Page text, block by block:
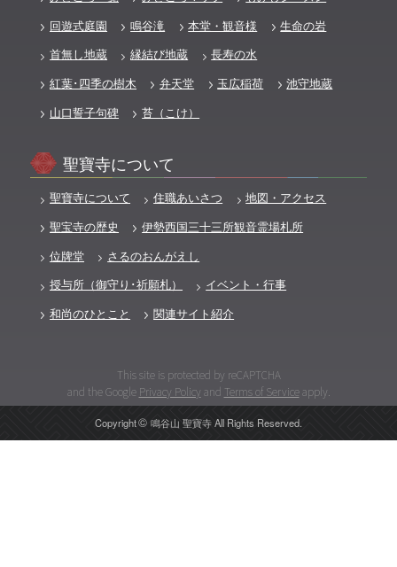
回遊式庭園
鳴谷滝 本堂・観音様
生命の岩
首無し地蔵
縁結び地蔵
長寿の水
紅葉･四季の樹木
弁天堂 玉広稲荷
池守地蔵
山口誓子句碑
苔（こけ）
聖寶寺について
聖寶寺について 住職あいさつ
地図・アクセス
聖宝寺の歴史
伊勢西国三十三所観音霊場札所
位牌堂
さるのおんがえし
授与所（御守り･祈願札）
イベント・行事
和尚のひとこと
関連サイト紹介
This site is protected by reCAPTCHA
and the Google Privacy Policy and Terms of Serviceapply.
Copyright©️ 鳴谷山 聖寶寺 All Rights Reserved.